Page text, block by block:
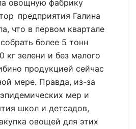
овощную фабрику
предприятия Галина
что в первом квартале
более 5 тонн
кг зелени и без малого
продукцией сейчас
мере. Правда, из-за
мер и
школ и детсадов,
овощей для этих